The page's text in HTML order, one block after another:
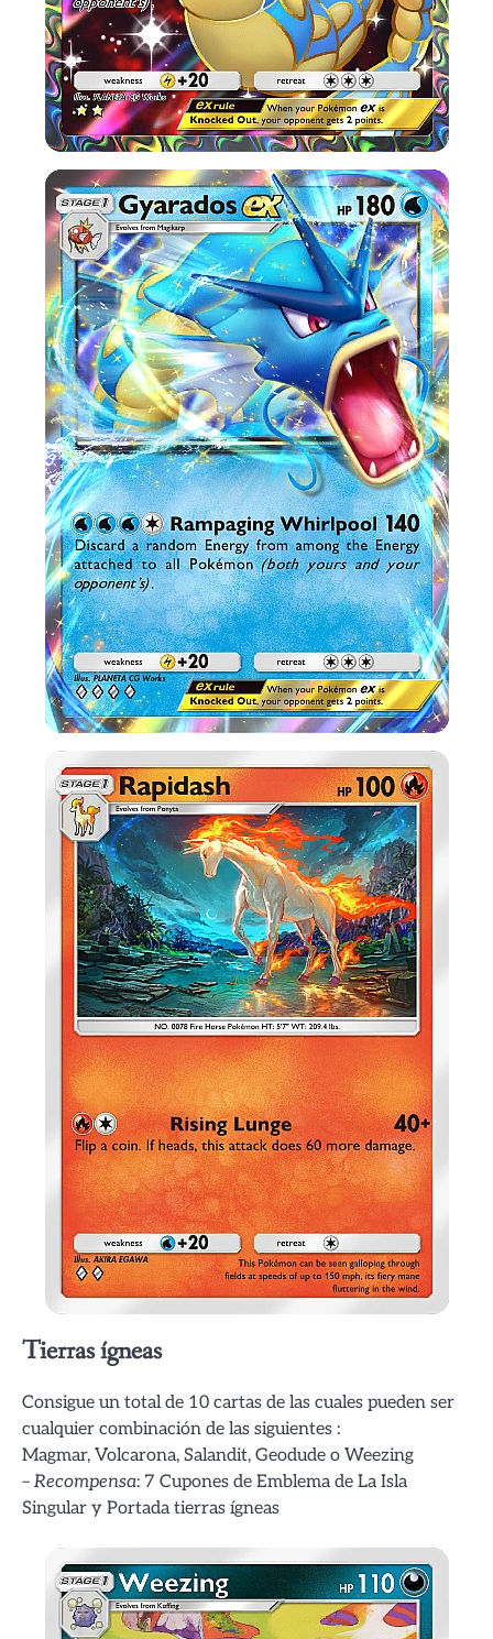
Tierras ígneas
Consigue un total de 10 cartas de las cuales pueden ser
cualquier combinación de las siguientes :
Magmar, Volcarona, Salandit, Geodude o Weezing
– Recompensa: 7 Cupones de Emblema de La Isla
Singular y Portada tierras ígneas